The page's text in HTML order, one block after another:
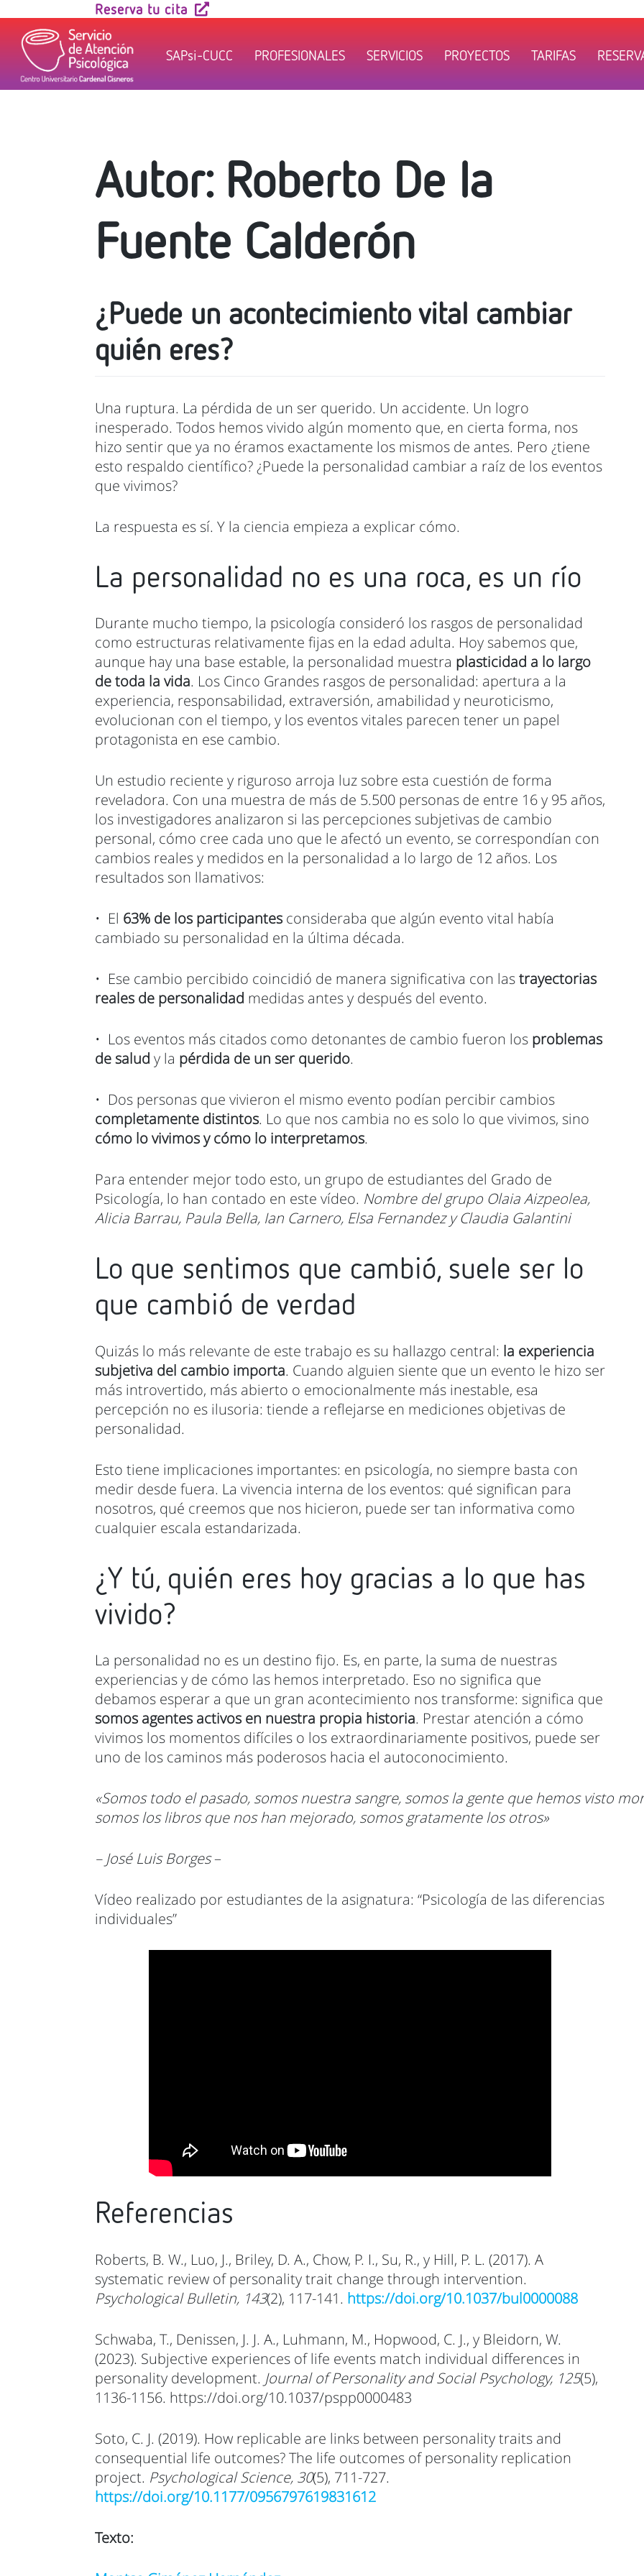
content
Reserva tu cita
SAPsi-CUCC PROFESIONALES SERVICIOS PROYECTOS TARIFAS
Autor: Roberto De la
Fuente Calderón
¿Puede un acontecimiento vital cambiar
quién eres?
Una ruptura. La pérdida de un ser querido. Un accidente. Un logro
inesperado. Todos hemos vivido algún momento que, en cierta forma, nos
hizo sentir que ya no éramos exactamente los mismos de antes. Pero ¿tiene
esto respaldo científico? ¿Puede la personalidad cambiar a raíz de los eventos
que vivimos?
La respuesta es sí. Y la ciencia empieza a explicar cómo.
La personalidad no es una roca, es un río
Durante mucho tiempo, la psicología consideró los rasgos de personalidad
como estructuras relativamente fijas en la edad adulta. Hoy sabemos que,
aunque hay una base estable, la personalidad muestra plasticidad a lo largo
de toda la vida. Los Cinco Grandes rasgos de personalidad: apertura a la
experiencia, responsabilidad, extraversión, amabilidad y neuroticismo,
evolucionan con el tiempo, y los eventos vitales parecen tener un papel
protagonista en ese cambio.
Un estudio reciente y riguroso arroja luz sobre esta cuestión de forma
reveladora. Con una muestra de más de 5.500 personas de entre 16 y 95 años,
los investigadores analizaron si las percepciones subjetivas de cambio
personal, cómo cree cada uno que le afectó un evento, se correspondían con
cambios reales y medidos en la personalidad a lo largo de 12 años. Los
resultados son llamativos:
• El 63% de los participantes consideraba que algún evento vital había
cambiado su personalidad en la última década.
• Ese cambio percibido coincidió de manera significativa con lastrayectorias
reales de personalidad medidas antes y después del evento.
• Los eventos más citados como detonantes de cambio fueron los problemas
de salud y la pérdida de un ser querido.
• Dos personas que vivieron el mismo evento podían percibir cambios
completamente distintos. Lo que nos cambia no es solo lo que vivimos, sino
cómo lo vivimos y cómo lo interpretamos.
Para entender mejor todo esto, un grupo de estudiantes del Grado de
Psicología, lo han contado en este vídeo. Nombre del grupo Olaia Aizpeolea,
Alicia Barrau, Paula Bella, Ian Carnero, Elsa Fernandez y Claudia Galantini
Lo que sentimos que cambió, suele ser lo
que cambió de verdad
Quizás lo más relevante de este trabajo es su hallazgo central: la experiencia
subjetiva del cambio importa. Cuando alguien siente que un evento le hizo ser
más introvertido, más abierto o emocionalmente más inestable, esa
percepción no es ilusoria: tiende a reflejarse en mediciones objetivas de
personalidad.
Esto tiene implicaciones importantes: en psicología, no siempre basta con
medir desde fuera. La vivencia interna de los eventos: qué significan para
nosotros, qué creemos que nos hicieron, puede ser tan informativa como
cualquier escala estandarizada.
¿Y tú, quién eres hoy gracias a lo que has
vivido?
La personalidad no es un destino fijo. Es, en parte, la suma de nuestras
experiencias y de cómo las hemos interpretado. Eso no significa que
debamos esperar a que un gran acontecimiento nos transforme: significa que
somos agentes activos en nuestra propia historia. Prestar atención a cómo
vivimos los momentos difíciles o los extraordinariamente positivos, puede ser
uno de los caminos más poderosos hacia el autoconocimiento.
«Somos todo el pasado, somos nuestra sangre, somos la gente que hemos visto
somos los libros que nos han mejorado, somos gratamente los otros»
– José Luis Borges–
Vídeo realizado por estudiantes de la asignatura: “Psicología de las diferencias
individuales”
Referencias
Roberts, B. W., Luo, J., Briley, D. A., Chow, P. I., Su, R., y Hill, P. L. (2017). A
systematic review of personality trait change through intervention.
Psychological Bulletin, 143(2), 117-141. https://doi.org/10.1037/bul0000088
Schwaba, T., Denissen, J. J. A., Luhmann, M., Hopwood, C. J., y Bleidorn, W.
(2023). Subjective experiences of life events match individual differences in
personality development. Journal of Personality and Social Psychology, 125(5),
1136-1156. https://doi.org/10.1037/pspp0000483
Soto, C. J. (2019). How replicable are links between personality traits and
consequential life outcomes? The life outcomes of personality replication
project. Psychological Science, 30(5), 711-727.
https://doi.org/10.1177/0956797619831612
Texto: